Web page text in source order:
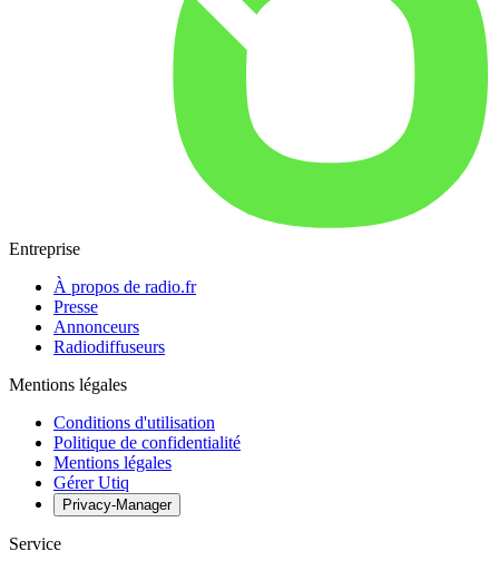
Entreprise
À propos de radio.fr
Presse
Annonceurs
Radiodiffuseurs
Mentions légales
Conditions d'utilisation
Politique de confidentialité
Mentions légales
Gérer Utiq
Privacy-Manager
Service